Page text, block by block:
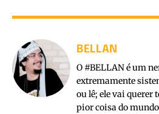
BELLAN
O #BELLAN é um
extremamente
ou lê; ele vai querer
pior coisa do